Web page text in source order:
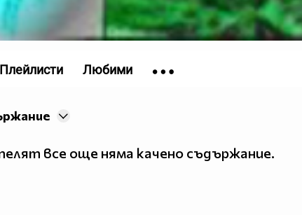
все още няма качено съдържание.
Плейлисти Любими